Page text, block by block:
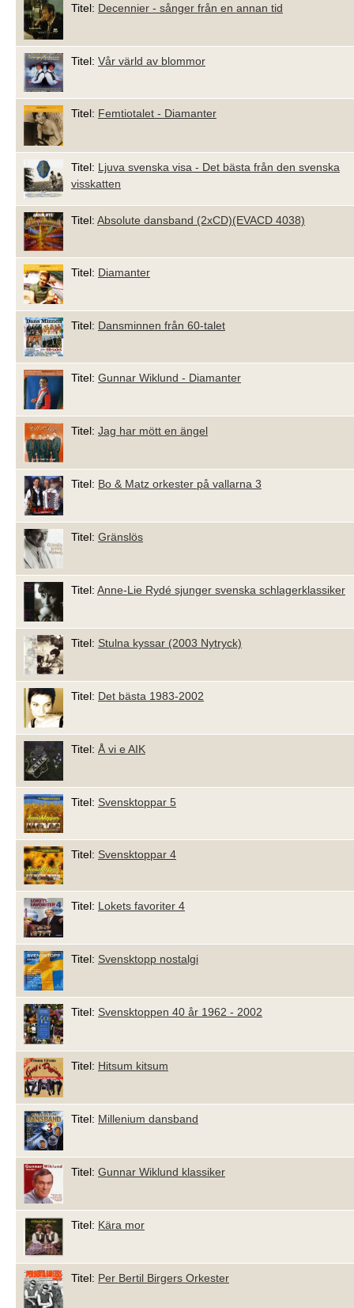
Titel: Decennier - sånger från en annan tid
Titel: Vår värld av blommor
Titel: Femtiotalet - Diamanter
Titel: Ljuva svenska visa - Det bästa från den svenska
visskatten
Titel: Absolute dansband (2xCD)(EVACD 4038)
Titel: Diamanter
Titel: Dansminnen från 60-talet
Titel: Gunnar Wiklund - Diamanter
Titel: Jag har mött en ängel
Titel: Bo & Matz orkester på vallarna 3
Titel: Gränslös
Titel: Anne-Lie Rydé sjunger svenska schlagerklassiker
Titel: Stulna kyssar (2003 Nytryck)
Titel: Det bästa 1983-2002
Titel: Å vi e AIK
Titel: Svensktoppar 5
Titel: Svensktoppar 4
Titel: Lokets favoriter 4
Titel: Svensktopp nostalgi
Titel: Svensktoppen 40 år 1962 - 2002
Titel: Hitsum kitsum
Titel: Millenium dansband
Titel: Gunnar Wiklund klassiker
Titel: Kära mor
Titel: Per Bertil Birgers Orkester